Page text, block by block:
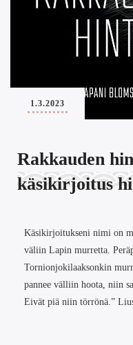
1.3.2023
Rakkauden
käsikirjoitus
Käsikirjoitukseni nimi on
väliin Lapin murretta.
Tornionjokilaaksonkin
pannee välliin hoota, niin
Eivät piä niin törrönä.”